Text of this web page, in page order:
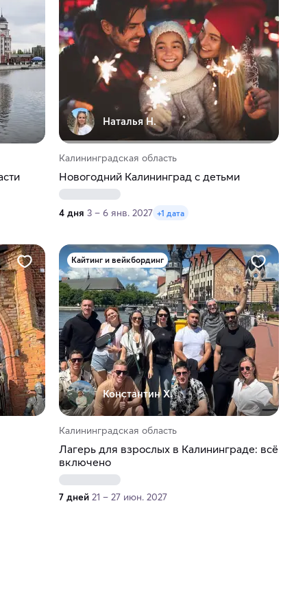
Наталья Н.
Калининградская область
Новогодний Калининград с детьми
4 дня 3 – 6 янв. 2027 +1 дата
Кайтинг и вейкбординг
Константин Х.
Калининградская область
Лагерь для взрослых в Калининграде: всё
включено
7 дней 21 – 27 июн. 2027